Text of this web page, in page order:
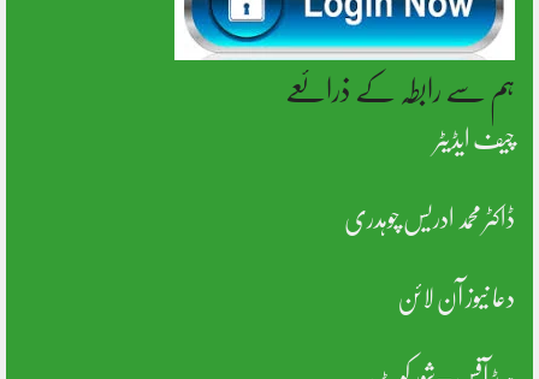
ہم سے رابطہ کے ذرائعے
چیف ایڈیٹر
ڈاکٹر محمد ادریس چوہدری
دعا نیوز آن لائن